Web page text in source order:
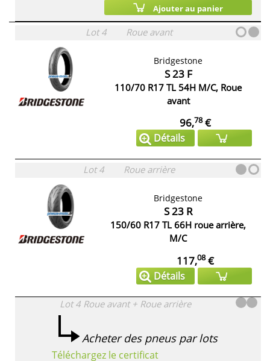
Ajouter au panier
Lot 4 Roue avant
Bridgestone
S 23 F
110/70 R17 TL 54H M/C, Roue
avant
96,78€
Détails
Lot 4 Roue arrière
Bridgestone
S 23 R
150/60 R17 TL 66H roue arrière,
M/C
117,08€
Détails
Lot 4 Roue avant + Roue arrière
Acheter des pneus par lots
Téléchargez le certificat